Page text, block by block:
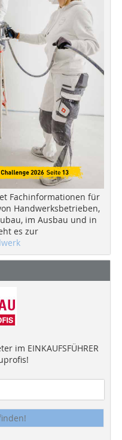
Fachinformationen für
Handwerksbetrieben,
im Ausbau und in
es zur
im EINKAUFSFÜHRER